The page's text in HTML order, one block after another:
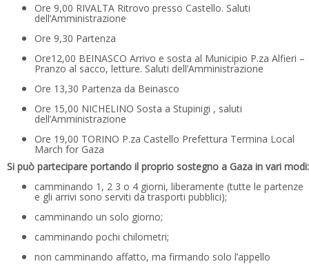
Ore 9,00 RIVALTA Ritrovo presso Castello. Saluti
dell’Amministrazione
Ore 9,30 Partenza
Ore12,00 BEINASCO Arrivo e sosta al Municipio P.za Alfieri –
Pranzo al sacco, letture. Saluti dell’Amministrazione
Ore 13,30 Partenza da Beinasco
Ore 15,00 NICHELINO Sosta a Stupinigi , saluti
dell’Amministrazione
Ore 19,00 TORINO P.za Castello Prefettura Termina Local
March for Gaza
Si può partecipare portando il proprio sostegno a Gaza in vari modi:
camminando 1, 2 3 o 4 giorni, liberamente (tutte le partenze
e gli arrivi sono serviti da trasporti pubblici);
camminando un solo giorno;
camminando pochi chilometri;
non camminando affatto, ma firmando solo l’appello